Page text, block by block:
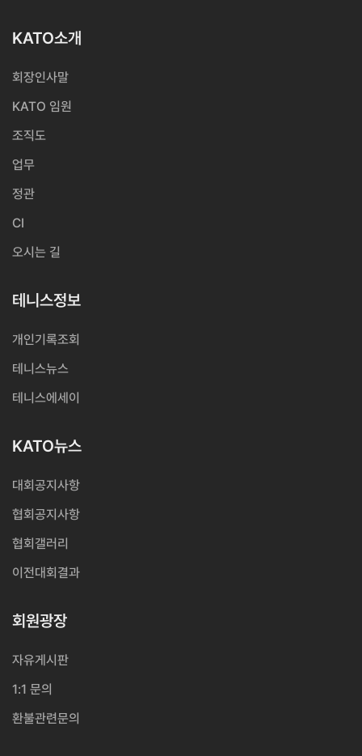
KATO소개
회장인사말
KATO 임원
조직도
업무
정관
CI
오시는 길
테니스정보
개인기록조회
테니스뉴스
테니스에세이
KATO뉴스
대회공지사항
협회공지사항
협회갤러리
이전대회결과
회원광장
자유게시판
1:1 문의
환불관련문의